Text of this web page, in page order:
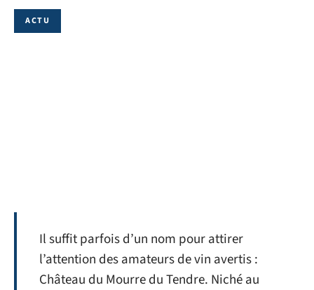
ACTU
Il suffit parfois d’un nom pour attirer
l’attention des amateurs de vin avertis :
Château du Mourre du Tendre. Niché au